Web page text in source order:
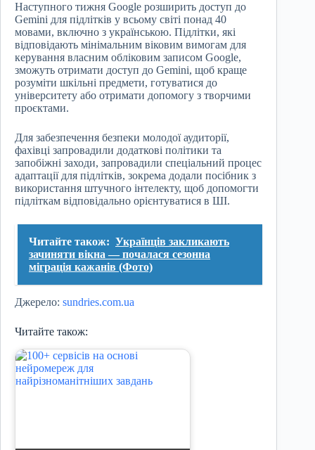
Наступного тижня Google розширить доступ до
Gemini для підлітків у всьому світі понад 40
мовами, включно з українською. Підлітки, які
відповідають мінімальним віковим вимогам для
керування власним обліковим записом Google,
зможуть отримати доступ до Gemini, щоб краще
розуміти шкільні предмети, готуватися до
університету або отримати допомогу з творчими
проєктами.
Для забезпечення безпеки молодої аудиторії,
фахівці запровадили додаткові політики та
запобіжні заходи, запровадили спеціальний процес
адаптації для підлітків, зокрема додали посібник з
використання штучного інтелекту, щоб допомогти
підліткам відповідально орієнтуватися в ШІ.
Читайте також: Українців закликають
зачиняти вікна — почалася сезонна
міграція кажанів (Фото)
Джерело: sundries.com.ua
Читайте також: